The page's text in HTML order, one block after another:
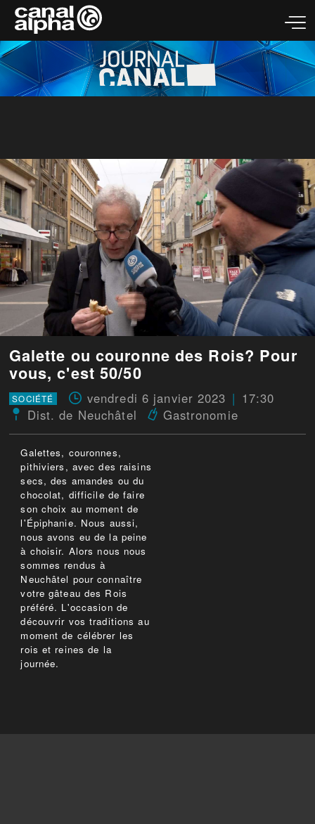
Galette ou couronne des Rois? Pour
vous, c'est 50/50
SOCIÉTÉ vendredi 6 janvier 2023
17:30
Dist. de Neuchâtel
Gastronomie
Galettes, couronnes,
pithiviers, avec des raisins
secs, des amandes ou du
chocolat, difficile de faire
son choix au moment de
l'Épiphanie. Nous aussi,
nous avons eu de la peine
à choisir. Alors nous nous
sommes rendus à
Neuchâtel pour connaître
votre gâteau des Rois
préféré. L'occasion de
découvrir vos traditions au
moment de célébrer les
rois et reines de la
journée.